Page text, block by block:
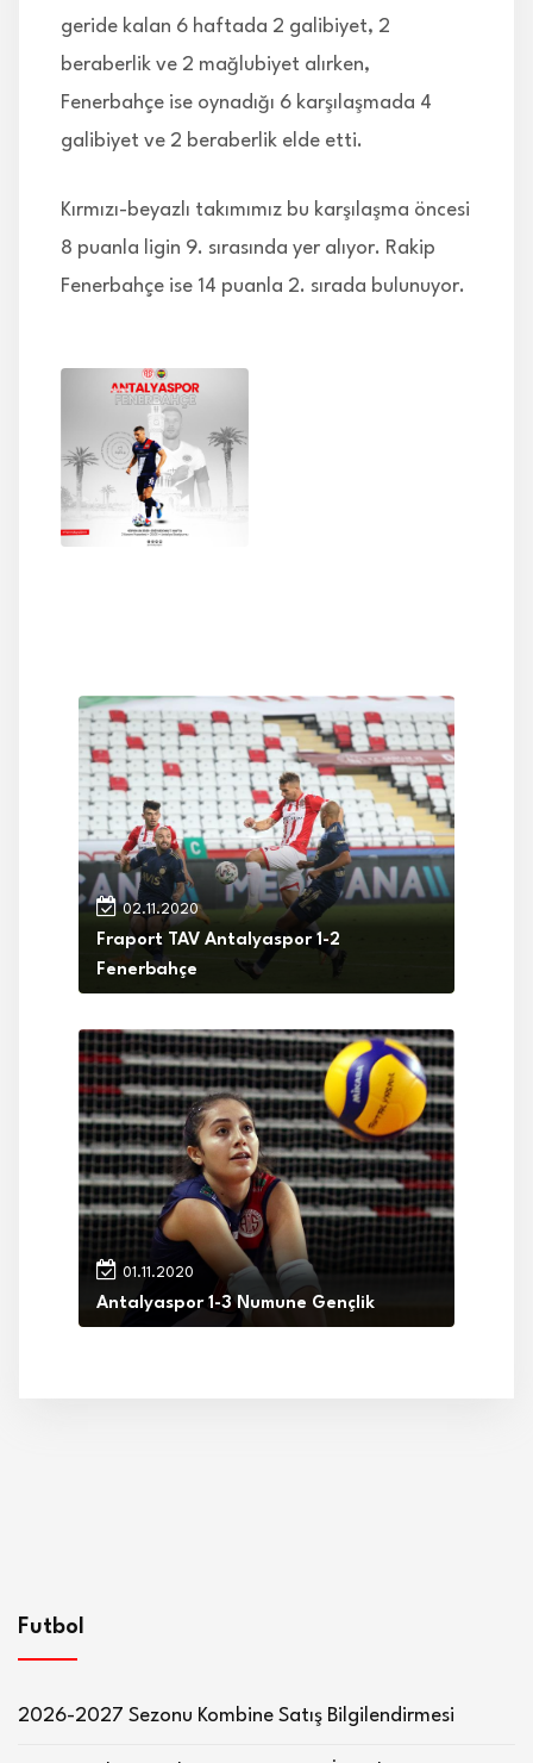
geride kalan 6 haftada 2 galibiyet, 2
beraberlik ve 2 mağlubiyet alırken,
Fenerbahçe ise oynadığı 6 karşılaşmada 4
galibiyet ve 2 beraberlik elde etti.
Kırmızı-beyazlı takımımız bu karşılaşma öncesi
8 puanla ligin 9. sırasında yer alıyor. Rakip
Fenerbahçe ise 14 puanla 2. sırada bulunuyor.
02.11.2020
Fraport TAV Antalyaspor 1-2
Fenerbahçe
01.11.2020
Antalyaspor 1-3 Numune Gençlik
Futbol
2026-2027 Sezonu Kombine Satış Bilgilendirmesi